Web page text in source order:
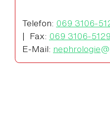
Telefon: 069 3106-
| Fax: 069 3106-
E-Mail: nephrologie@